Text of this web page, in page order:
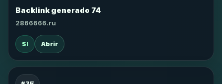
Backlink generado 74
2866666.ru
SI Abrir